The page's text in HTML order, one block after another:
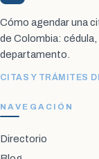
Cómo agendar una
de Colombia:
departamento.
CITAS Y TRÁMITES
NAVEGACIÓN
Directorio